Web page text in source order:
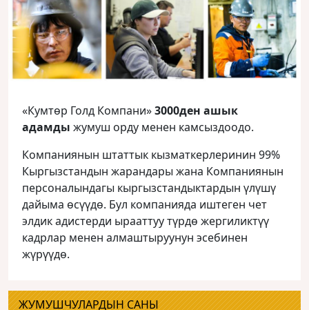
«Кумтөр Голд Компани»3000ден ашык
адамды жумуш орду менен камсыздоодо.
Компаниянын штаттык кызматкерлеринин 99%
Кыргызстандын жарандары жана Компаниянын
персоналындагы кыргызстандыктардын үлүшү
дайыма өсүүдө. Бул компанияда иштеген чет
элдик адистерди ырааттуу түрдө жергиликтүү
кадрлар менен алмаштыруунун эсебинен
жүрүүдө.
ЖУМУШЧУЛАРДЫН САНЫ